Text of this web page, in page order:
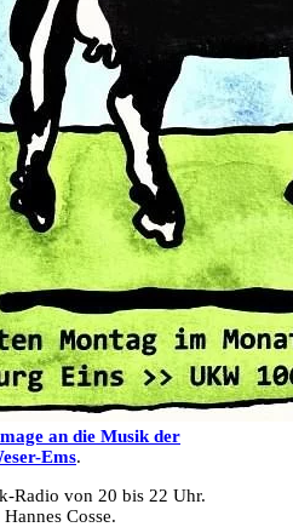
an die Musik der
Ems.
Radio von 20 bis 22 Uhr.
Cosse.